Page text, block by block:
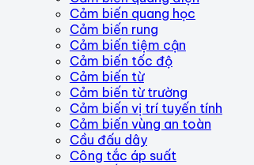
Cảm biến quang học
Cảm biến rung
Cảm biến tiệm cận
Cảm biến tốc độ
Cảm biến từ
Cảm biến từ trường
Cảm biến vị trí tuyến tính
Cảm biến vùng an toàn
Cầu đấu dây
Công tắc áp suất